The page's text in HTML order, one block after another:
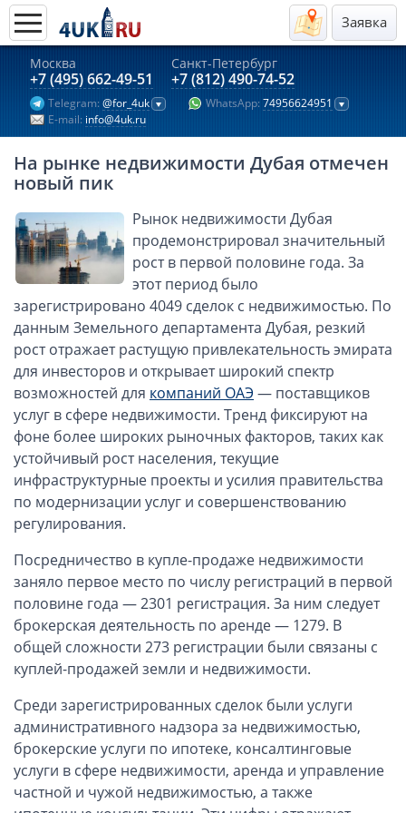
Заявка
Москва
+7 (495) 662-49-51
Санкт-Петербург
+7 (812) 490-74-52
Telegram: @for_4uk WhatsApp: 74956624951
E-mail: info@4uk.ru
Актуальные предложения 2026
Компании в Гонконге
Английские компании LTD
Киргизия (компания и счёт)
Компании в Китае
Kомпания в Канаде с лицензией MSB
Казахстан (компания и счёт)
Открытие счета в банках Казахстана
Платежная система Гонконга
Платежная система Великобритании
Платежная система Маврикия
Платежная система Казахстана
ОАЭ, Дубай (компания и счёт)
ОАЭ, Аджман (компания и счёт)
Оффшоры в Панаме
Оффшоры на Сейшелах
Турция (компания и счёт)
Счёт и карта в Киргизии для физлиц
Гражданство Вануату
Гражданство Сьерра-Леоне
Английские партнерства LLP
Ирландские компании LTD
Ирландские партнерства LP
На рынке недвижимости Дубая отмечен
новый пик
Рынок недвижимости Дубая
продемонстрировал значительный
рост в первой половине года. За
этот период было
зарегистрировано 4049 сделок с недвижимостью. По
данным Земельного департамента Дубая, резкий
рост отражает растущую привлекательность эмирата
для инвесторов и открывает широкий спектр
возможностей для компаний ОАЭ — поставщиков
услуг в сфере недвижимости. Тренд фиксируют на
фоне более широких рыночных факторов, таких как
устойчивый рост населения, текущие
инфраструктурные проекты и усилия правительства
по модернизации услуг и совершенствованию
регулирования.
Посредничество в купле-продаже недвижимости
заняло первое место по числу регистраций в первой
половине года — 2301 регистрация. За ним следует
брокерская деятельность по аренде — 1279. В
общей сложности 273 регистрации были связаны с
куплей-продажей земли и недвижимости.
Среди зарегистрированных сделок были услуги
административного надзора за недвижимостью,
брокерские услуги по ипотеке, консалтинговые
услуги в сфере недвижимости, аренда и управление
частной и чужой недвижимостью, а также